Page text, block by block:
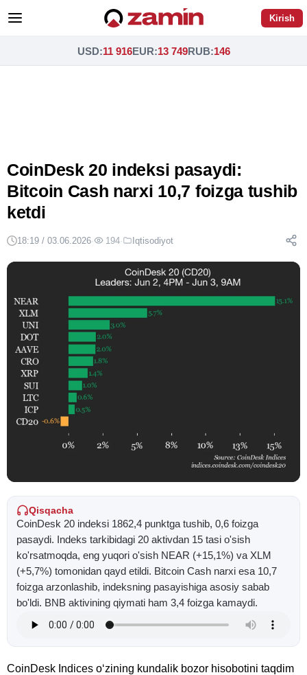
Kirish
USD:11 916EUR:13 749RUB:146
CoinDesk 20 indeksi pasaydi:
Bitcoin Cash narxi 10,7 foizga tushib
ketdi
18:19 / 03.06.2026· 194· Iqtisodiyot
Qisqacha
CoinDesk 20 indeksi 1862,4 punktga tushib, 0,6 foizga
pasaydi. Indeks tarkibidagi 20 aktivdan 15 tasi o'sish
ko'rsatmoqda, eng yuqori o'sish NEAR (+15,1%) va XLM
(+5,7%) tomonidan qayd etildi. Bitcoin Cash narxi esa 10,7
foizga arzonlashib, indeksning pasayishiga asosiy sabab
bo'ldi. BNB aktivining qiymati ham 3,4 foizga kamaydi.
CoinDesk Indices oʻzining kundalik bozor hisobotini taqdim